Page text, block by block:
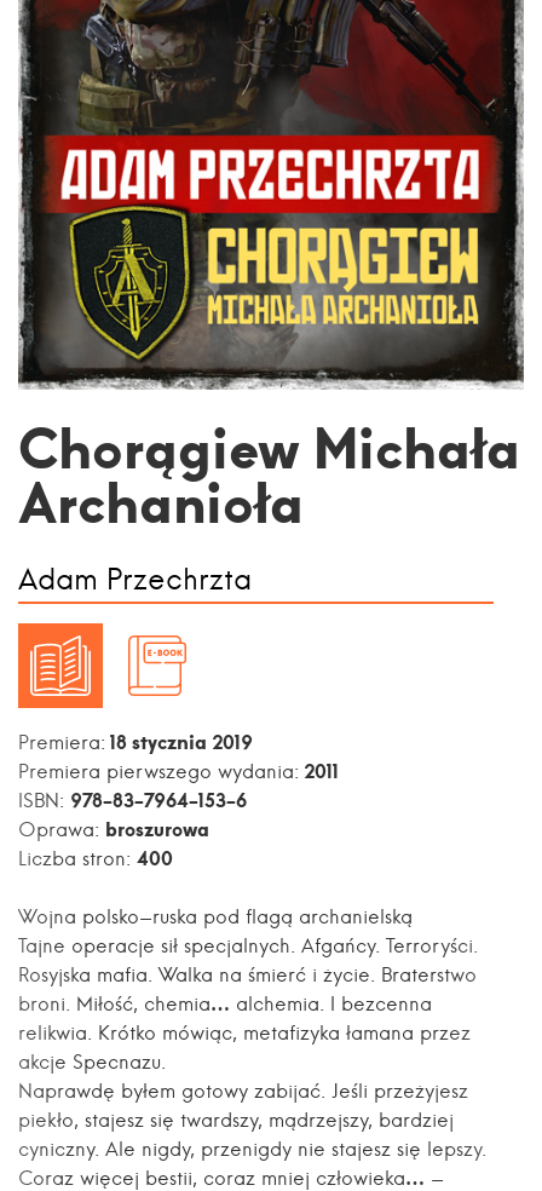
Chorągiew Michała
Archanioła
Adam Przechrzta
Premiera: 18 stycznia 2019
Premiera pierwszego wydania: 2011
ISBN: 978-83-7964-153-6
Oprawa: broszurowa
Liczba stron: 400
Wojna polsko-ruska pod flagą archanielską
Tajne operacje sił specjalnych. Afgańcy. Terroryści.
Rosyjska mafia. Walka na śmierć i życie. Braterstwo
broni. Miłość, chemia… alchemia. I bezcenna
relikwia. Krótko mówiąc, metafizyka łamana przez
akcje Specnazu.
Naprawdę byłem gotowy zabijać. Jeśli przeżyjesz
piekło, stajesz się twardszy, mądrzejszy, bardziej
cyniczny. Ale nigdy, przenigdy nie stajesz się lepszy.
Coraz więcej bestii, coraz mniej człowieka… -